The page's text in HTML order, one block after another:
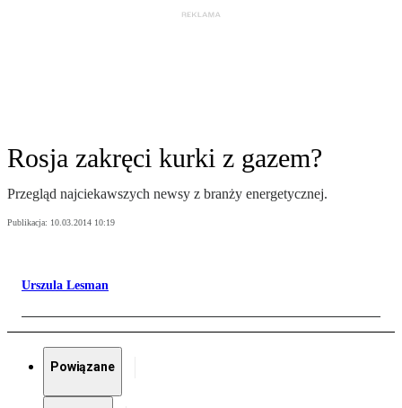
Rosja zakręci kurki z gazem?
Przegląd najciekawszych newsy z branży energetycznej.
Publikacja: 10.03.2014 10:19
Urszula Lesman
Powiązane